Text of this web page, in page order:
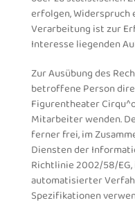
erfolgen, Widerspruch
Verarbeitung ist zur
Interesse liegenden
Zur Ausübung des
betroffene Person
Figurentheater
Mitarbeiter wenden.
ferner frei, im
Diensten der
Richtlinie 2002/58/
automatisierter
Spezifikationen